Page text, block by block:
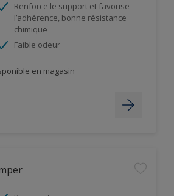
Renforce le support et favorise
l’adhérence, bonne résistance
chimique
Faible odeur
en magasin